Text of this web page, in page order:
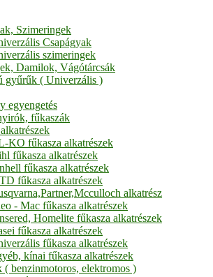
Szimeringek
Csapágyak
szimeringek
Damilok, Vágótárcsák
gyűrűk ( Univerzális )
egyengetés
fűkaszák
KO fűkasza alkatrészek
fűkasza alkatrészek
fűkasza alkatrészek
fűkasza alkatrészek
alkatrész
- Mac fűkasza alkatrészek
Homelite fűkasza alkatrészek
fűkasza alkatrészek
fűkasza alkatrészek
kínai fűkasza alkatrészek
( benzinmotoros, elektromos )